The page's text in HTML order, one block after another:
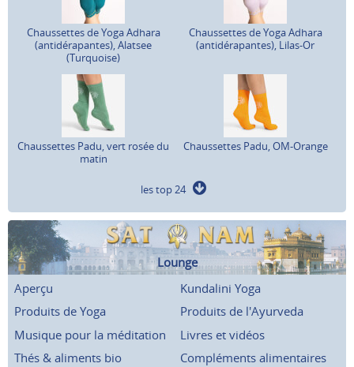
Chaussettes de Yoga Adhara
(antidérapantes), Alatsee
(Turquoise)
Chaussettes de Yoga Adhara
(antidérapantes), Lilas-Or
Chaussettes Padu, vert rosée du
matin
Chaussettes Padu, OM-Orange
les top 24
Lounge
Aperçu
Kundalini Yoga
Produits de Yoga
Produits de l'Ayurveda
Musique pour la méditation
Livres et vidéos
Thés & aliments bio
Compléments alimentaires